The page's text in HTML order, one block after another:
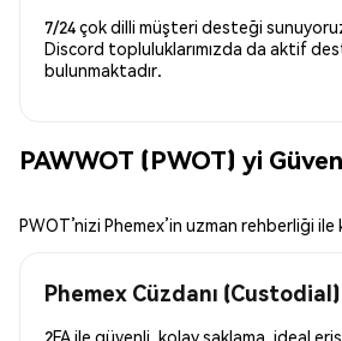
7/24 çok dilli müşteri desteği
Discord topluluklarımızda da aktif
bulunmaktadır.
PAWWOT (PWOT) yi
PWOT’nizi Phemex’in uzman rehberliği ile
Phemex Cüzdanı (Custodial)
2FA ile güvenli, kolay saklama, ideal